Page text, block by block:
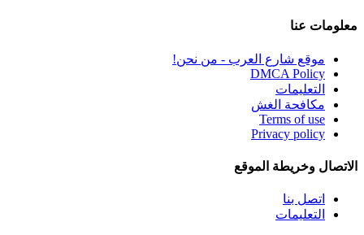
معلومات عنا
موقع شارع العرب - من نحن!
DMCA Policy
التعليمات
مكافحة الغش
Terms of use
Privacy policy
الاتصال وخريطة الموقع
اتصل بنا
التعليمات